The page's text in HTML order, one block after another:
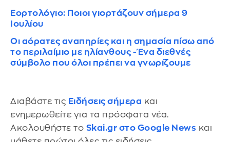
Εορτολόγιο: Ποιοι γιορτάζουν σήμερα 9
Ιουλίου
Οι αόρατες αναπηρίες και η σημασία πίσω από
το περιλαίμιο με ηλίανθους - Ένα διεθνές
σύμβολο που όλοι πρέπει να γνωρίζουμε
Διαβάστε τις Ειδήσεις σήμερα και
ενημερωθείτε για τα πρόσφατα νέα.
Ακολουθήστε το Skai.gr στο Google News και